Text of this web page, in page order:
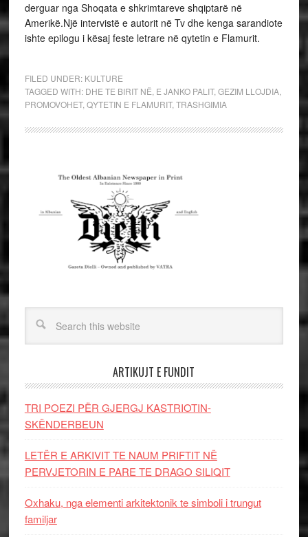
derguar nga Shoqata e shkrimtareve shqiptarë në
Amerikë.Një intervistë e autorit në Tv dhe kenga sarandiote
ishte epilogu i kësaj feste letrare në qytetin e Flamurit.
FILED UNDER: KULTURE
TAGGED WITH: DHE TE BIRIT NË E JANKO PALIT, GEZIM LLOJDIA,
PROMOVOHET, QYTETIN E FLAMURIT, TRASHGIMIA
ARTIKUJT E FUNDIT
TRI POEZI PËR GJERGJ KASTRIOTIN-
SKËNDERBEUN
LETËR E ARKIVIT TE NAUM PRIFTIT NË
PERVJETORIN E PARE TE DRAGO SILIQIT
Oxhaku, nga elementi arkitektonik te simboli i trungut
familjar